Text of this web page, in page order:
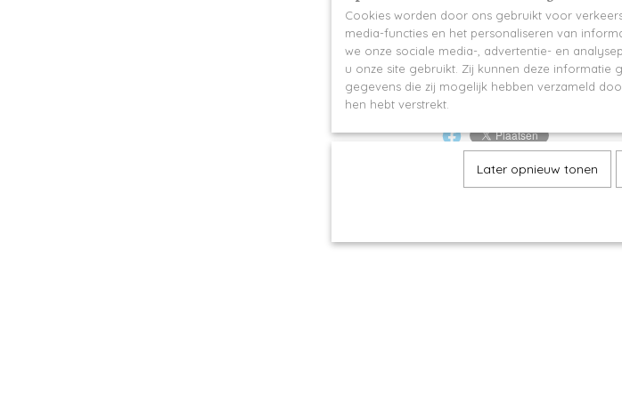
Graag een andere tekst? Dat kan,
op maat gemaakt geschenk ♥
Levertijd 2-3 werkdagen
Cookies worden door ons gebruikt voor
media-functies en het personaliseren van
we onze sociale media-, advertentie- en
u onze site gebruikt. Zij kunnen deze informatie
gegevens die zij mogelijk hebben verzameld
hen hebt verstrekt.
Later opnieuw tonen